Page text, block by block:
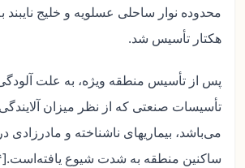
هکتار تأسیس شد.
پس از تأسیس منطقه ویژه، به علت
تأسیسات صنعتی که از نظر میزان آلایندگی
می‌باشد، بیماریهای ناشناخته و مادرزادی